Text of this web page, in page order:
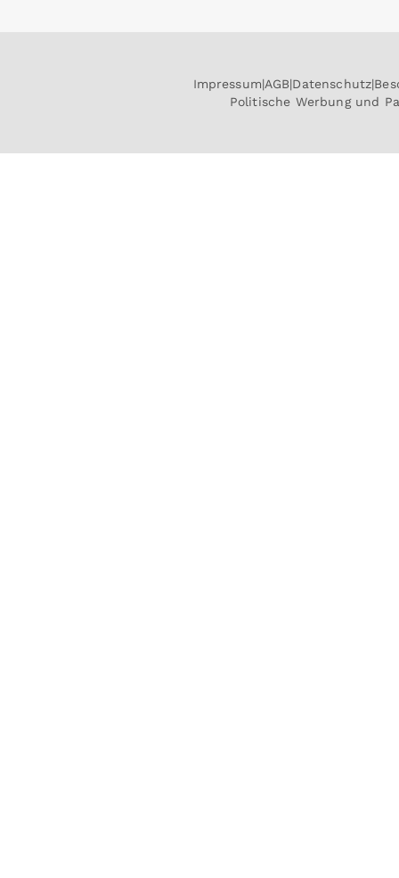
Impressum AGB Datenschutz
Politische Werbung und